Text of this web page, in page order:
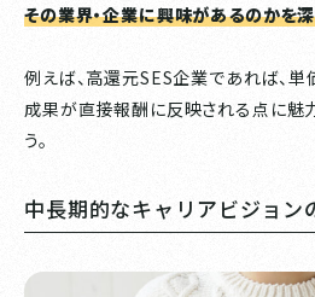
その業界・企業に興味があるのかを
例えば、高還元SES企業であれば、
成果が直接報酬に反映される点に魅
う。
中長期的なキャリアビジョン